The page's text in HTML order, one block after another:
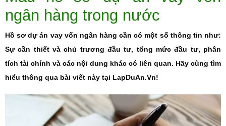
ngân hàng trong nước
Hồ sơ dự án vay vốn ngân hàng cần có một số thông tin như:
Sự cần thiết và chủ trương đầu tư, tổng mức đầu tư, phân
tích tài chính và các nội dung khác có liên quan. Hãy cùng tìm
hiểu thông qua bài viết này tại LapDuAn.Vn!